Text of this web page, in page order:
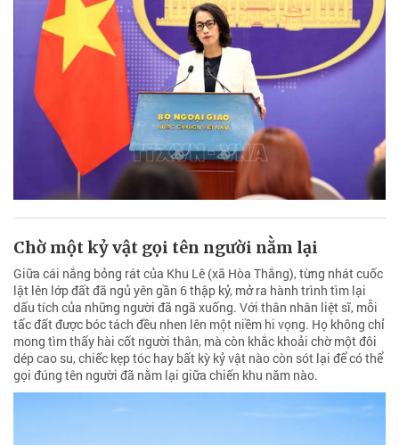
Chờ một kỷ vật gọi tên người nằm lại
Giữa cái nắng bỏng rát của Khu Lê (xã Hòa Thắng), từng nhát cuốc
lật lên lớp đất đã ngủ yên gần 6 thập kỷ, mở ra hành trình tìm lại
dấu tích của những người đã ngã xuống. Với thân nhân liệt sĩ, mỗi
tấc đất được bóc tách đều nhen lên một niềm hi vọng. Họ không chỉ
mong tìm thấy hài cốt người thân, mà còn khắc khoải chờ một đôi
dép cao su, chiếc kẹp tóc hay bất kỳ kỷ vật nào còn sót lại để có thể
gọi đúng tên người đã nằm lại giữa chiến khu năm nào.